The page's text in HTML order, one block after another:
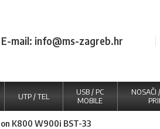
E-mail: info@ms-zagreb.hr
UTP / TEL
USB / PC
MOBILE
NOSAČI
K800 W900i BST-33